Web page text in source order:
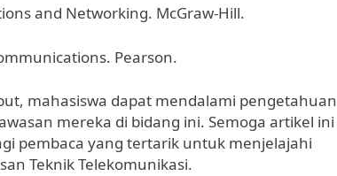
and Networking. McGraw-Hill.
Pearson.
mahasiswa dapat mendalami pengetahuan
mereka di bidang ini. Semoga artikel ini
pembaca yang tertarik untuk menjelajahi
Teknik Telekomunikasi.